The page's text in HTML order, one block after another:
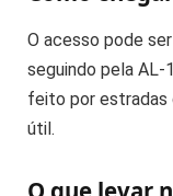
O acesso pode
seguindo pela
feito por estradas
útil.